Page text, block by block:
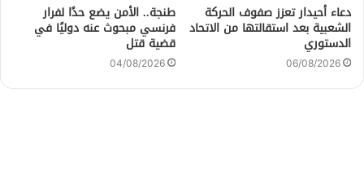
دعاء أحيدار تعزز صفوف الحركة
الشعبية بعد استقالتها من الاتحاد
الدستوري
06/08/2026
طنجة.. الأمن يضع حدًا لفرار
فرنسي مبحوث عنه دوليًا في
قضية قتل
04/08/2026